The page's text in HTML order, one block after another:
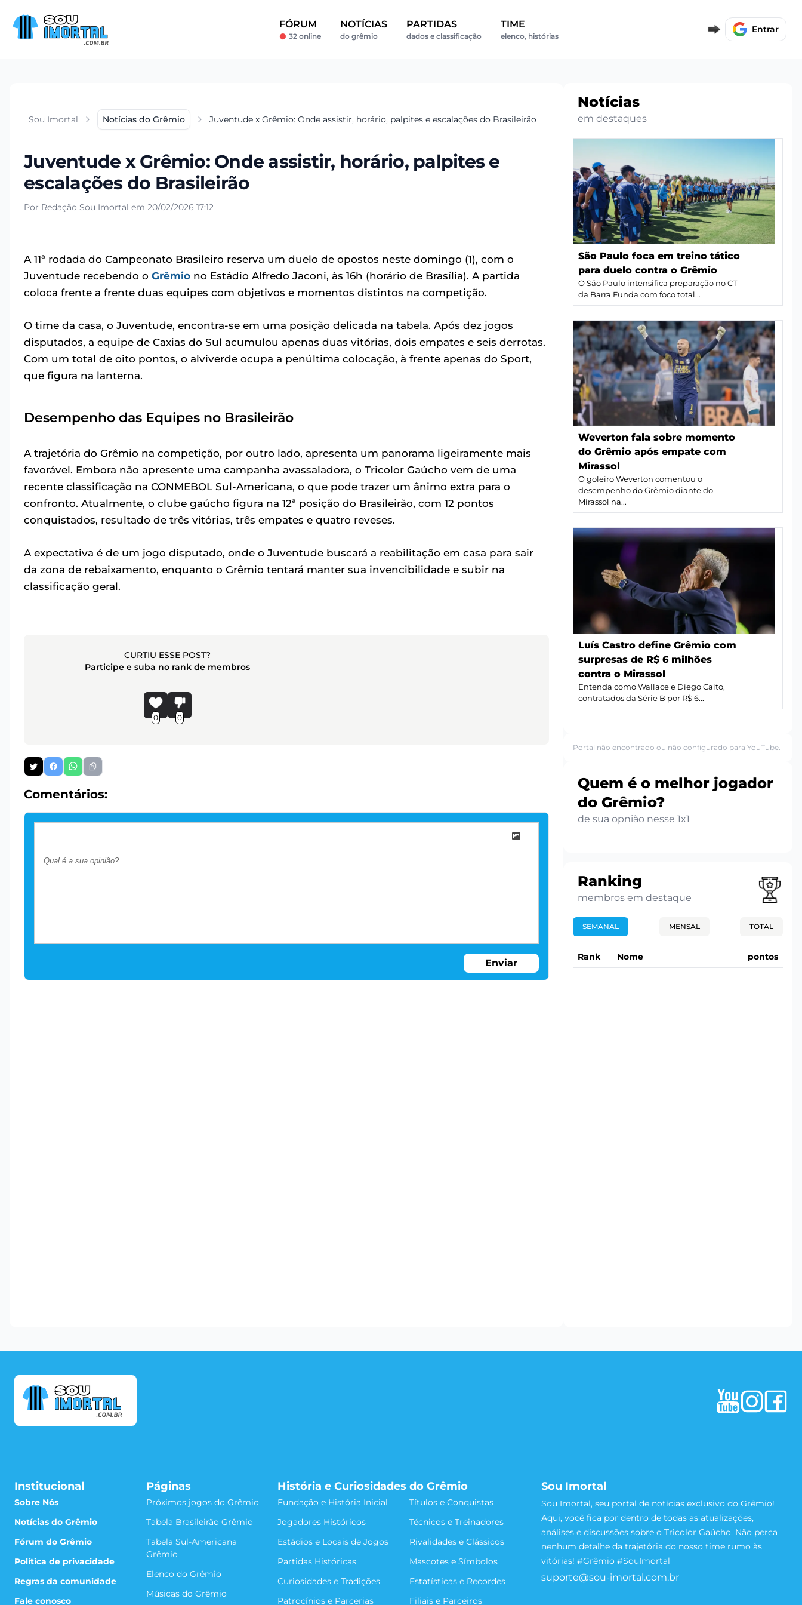
FÓRUM
32 online
NOTÍCIAS
do grêmio
PARTIDAS
dados e classificação
TIME
elenco, histórias
Entrar
Sou Imortal Notícias do Grêmio Juventude x Grêmio: Onde assistir, horário, palpites e escalações do Brasileirão
Juventude x Grêmio: Onde assistir, horário, palpites e
escalações do Brasileirão
Por Redação Sou Imortal em 20/02/2026 17:12
A 11ª rodada do Campeonato Brasileiro reserva um duelo de opostos neste domingo (1), com o
Juventude recebendo o Grêmio no Estádio Alfredo Jaconi, às 16h (horário de Brasília). A partida
coloca frente a frente duas equipes com objetivos e momentos distintos na competição.
O time da casa, o Juventude, encontra-se em uma posição delicada na tabela. Após dez jogos
disputados, a equipe de Caxias do Sul acumulou apenas duas vitórias, dois empates e seis derrotas.
Com um total de oito pontos, o alviverde ocupa a penúltima colocação, à frente apenas do Sport,
que figura na lanterna.
Desempenho das Equipes no Brasileirão
A trajetória do Grêmio na competição, por outro lado, apresenta um panorama ligeiramente mais
favorável. Embora não apresente uma campanha avassaladora, o Tricolor Gaúcho vem de uma
recente classificação na CONMEBOL Sul-Americana, o que pode trazer um ânimo extra para o
confronto. Atualmente, o clube gaúcho figura na 12ª posição do Brasileirão, com 12 pontos
conquistados, resultado de três vitórias, três empates e quatro reveses.
A expectativa é de um jogo disputado, onde o Juventude buscará a reabilitação em casa para sair
da zona de rebaixamento, enquanto o Grêmio tentará manter sua invencibilidade e subir na
classificação geral.
CURTIU ESSE POST?
Participe e suba no rank de membros
0 0
Comentários:
Enviar
Notícias
em destaques
São Paulo foca em treino tático
para duelo contra o Grêmio
O São Paulo intensifica preparação no CT
da Barra Funda com foco total...
Weverton fala sobre momento
do Grêmio após empate com
Mirassol
O goleiro Weverton comentou o
desempenho do Grêmio diante do
Mirassol na...
Luís Castro define Grêmio com
surpresas de R$ 6 milhões
contra o Mirassol
Entenda como Wallace e Diego Caito,
contratados da Série B por R$ 6...
Portal não encontrado ou não configurado para YouTube.
Quem é o melhor jogador
do Grêmio?
de sua opnião nesse 1x1
Ranking
membros em destaque
SEMANAL MENSAL TOTAL
Rank Nome pontos
Institucional
Sobre Nós
Notícias do Grêmio
Fórum do Grêmio
Política de privacidade
Regras da comunidade
Fale conosco
Páginas
Próximos jogos do Grêmio
Tabela Brasileirão Grêmio
Tabela Sul-Americana
Grêmio
Elenco do Grêmio
Músicas do Grêmio
História e Curiosidades do Grêmio
Fundação e História Inicial
Títulos e Conquistas
Jogadores Históricos
Técnicos e Treinadores
Estádios e Locais de Jogos
Rivalidades e Clássicos
Partidas Históricas
Mascotes e Símbolos
Curiosidades e Tradições
Estatísticas e Recordes
Patrocínios e Parcerias
Filiais e Parceiros
Sou Imortal
Sou Imortal, seu portal de notícias exclusivo do Grêmio!
Aqui, você fica por dentro de todas as atualizações,
análises e discussões sobre o Tricolor Gaúcho. Não perca
nenhum detalhe da trajetória do nosso time rumo às
vitórias! #Grêmio #SouImortal
suporte@sou-imortal.com.br